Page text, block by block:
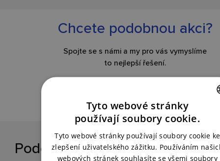
Chcete podobnou akci?
Spojte se s námi a my pro vás vymyslíme
to nejlepší řešení.
Podobné reference
ENGLISH
Tyto webové stránky
používají soubory cookie.
Tyto webové stránky používají soubory cookie ke
zlepšení uživatelského zážitku. Používáním
webových stránek souhlasíte se všemi soubory